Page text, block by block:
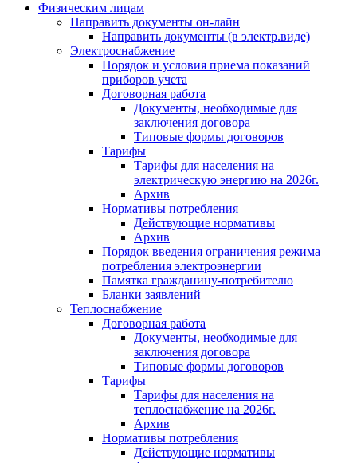
Физическим лицам
Направить документы он-лайн
Направить документы (в электр.виде)
Электроснабжение
Порядок и условия приема показаний
приборов учета
Договорная работа
Документы, необходимые для
заключения договора
Типовые формы договоров
Тарифы
Тарифы для населения на
электрическую энергию на 2026г.
Архив
Нормативы потребления
Действующие нормативы
Архив
Порядок введения ограничения режима
потребления электроэнергии
Памятка гражданину-потребителю
Бланки заявлений
Теплоснабжение
Договорная работа
Документы, необходимые для
заключения договора
Типовые формы договоров
Тарифы
Тарифы для населения на
теплоснабжение на 2026г.
Архив
Нормативы потребления
Действующие нормативы